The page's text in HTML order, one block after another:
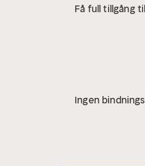
Få full tillgång
Ingen